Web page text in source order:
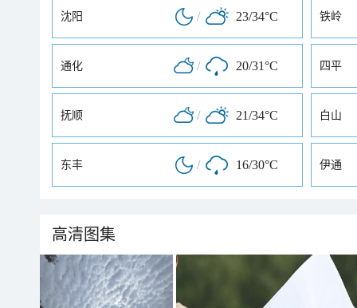
沈阳 / 23/34°C 铁岭
通化 / 20/31°C 四平
抚顺 / 21/34°C 白山
东丰 / 16/30°C 伊通
高清图集